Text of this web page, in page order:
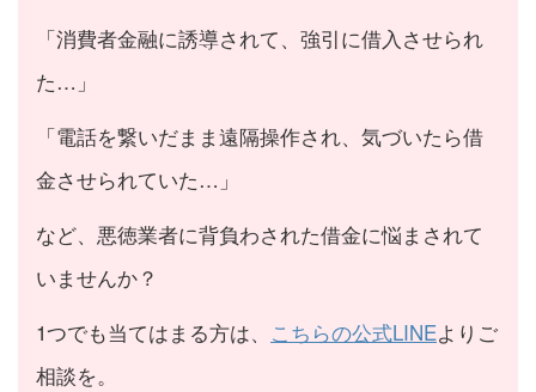
「消費者金融に誘導されて、強引に借入させられ
た…」
「電話を繋いだまま遠隔操作され、気づいたら借
金させられていた…」
など、悪徳業者に背負わされた借金に悩まされて
いませんか？
1つでも当てはまる方は、 こちらの公式LINEよりご
相談を。